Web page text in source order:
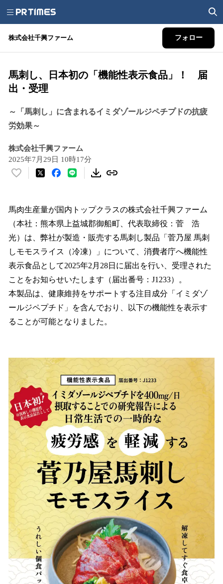
株式会社千興ファーム フォロー
馬刺し、日本初の「機能性表示食品」！ 届
出・受理
～「馬刺し」に含まれるイミダゾールジペチプドの抗疲
労効果～
株式会社千興ファーム
2025年7月29日 10時17分
い
！
数
を
読
み
込
み
中
で
す
馬肉生産量が国内トップクラスの株式会社千興ファーム
（本社：熊本県上益城郡御船町、代表取締役：菅 浩
光）は、弊社が製造・販売する馬刺し製品「菅乃屋 馬刺
しモモスライス（冷凍）」について、消費者庁へ機能性
表示食品として2025年2月28日に届出を行い、受理された
ことをお知らせいたします（届出番号：J1233）。
本製品は、健康維持をサポートする注目成分「イミダゾ
ールジペプチド」を含んでおり、以下の機能性を表示す
ることが可能となりました。